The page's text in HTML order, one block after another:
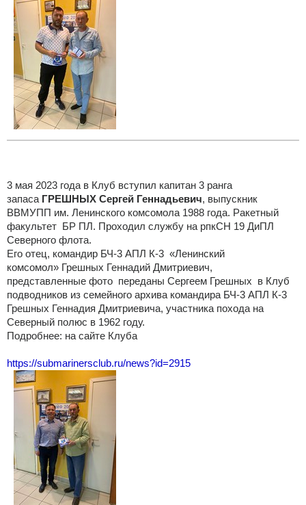
3 мая 2023 года в Клуб вступил капитан 3 ранга
запаса ГРЕШНЫХ Сергей Геннадьевич, выпускник
ВВМУПП им. Ленинского комсомола 1988 года. Ракетный
факультет БР ПЛ. Проходил службу на рпкСН 19 ДиПЛ
Северного флота.
Его отец, командир БЧ-3 АПЛ К-3 «Ленинский
комсомол» Грешных Геннадий Дмитриевич,
представленные фото переданы Сергеем Грешных в Клуб
подводников из семейного архива командира БЧ-3 АПЛ К-3
Грешных Геннадия Дмитриевича, участника похода на
Северный полюс в 1962 году.
Подробнее: на сайте Клуба
https://submarinersclub.ru/news?id=2915